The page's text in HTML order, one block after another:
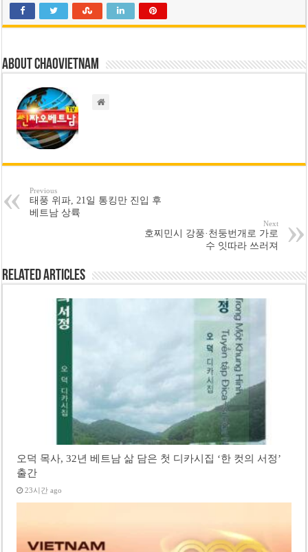
About chaovietnam
Previous
태풍 위파, 21일 통킹만 진입 후
베트남 상륙
Next
호찌민시 강풍·천둥번개로 가로
수 잇따라 쓰러져
Related Articles
오덕 목사, 32년 베트남 삶 담은 첫 디카시집 ‘한 컷의 서정’
출간
23시간 ago